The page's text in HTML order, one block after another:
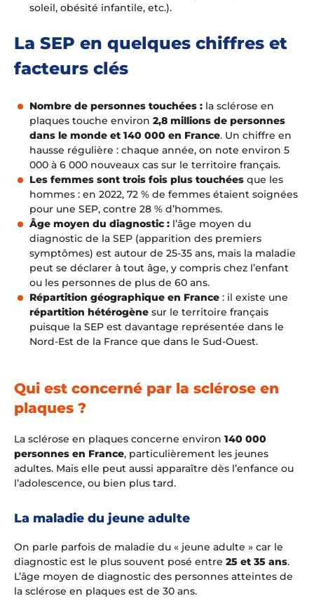
soleil, obésité infantile, etc.).
La SEP en quelques chiffres et
facteurs clés
Nombre de personnes touchées : la sclérose en
plaques touche environ 2,8 millions de personnes
dans le monde et 140 000 en France. Un chiffre en
hausse régulière : chaque année, on note environ 5
000 à 6 000 nouveaux cas sur le territoire français.
Les femmes sont trois fois plus touchées que les
hommes : en 2022, 72 % de femmes étaient soignées
pour une SEP, contre 28 % d’hommes.
Âge moyen du diagnostic : l’âge moyen du
diagnostic de la SEP (apparition des premiers
symptômes) est autour de 25-35 ans, mais la maladie
peut se déclarer à tout âge, y compris chez l’enfant
ou les personnes de plus de 60 ans.
Répartition géographique en France : il existe une
répartition hétérogène sur le territoire français
puisque la SEP est davantage représentée dans le
Nord-Est de la France que dans le Sud-Ouest.
Qui est concerné par la sclérose en
plaques ?
La sclérose en plaques concerne environ 140 000
personnes en France, particulièrement les jeunes
adultes. Mais elle peut aussi apparaître dès l’enfance ou
l’adolescence, ou bien plus tard.
La maladie du jeune adulte
On parle parfois de maladie du « jeune adulte » car le
diagnostic est le plus souvent posé entre 25 et 35 ans.
L’âge moyen de diagnostic des personnes atteintes de
la sclérose en plaques est de 30 ans.